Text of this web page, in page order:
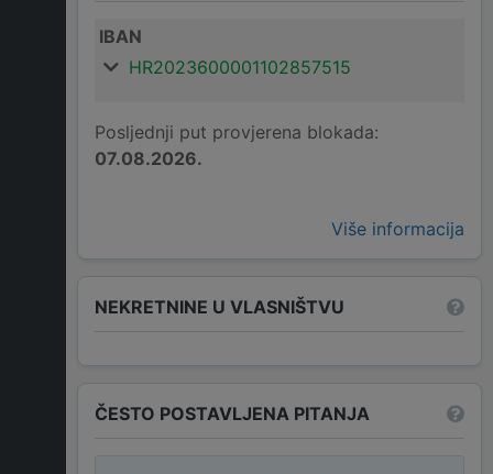
IBAN
HR2023600001102857515
Posljednji put provjerena blokada:
07.08.2026.
Više informacija
NEKRETNINE U VLASNIŠTVU
ČESTO POSTAVLJENA PITANJA